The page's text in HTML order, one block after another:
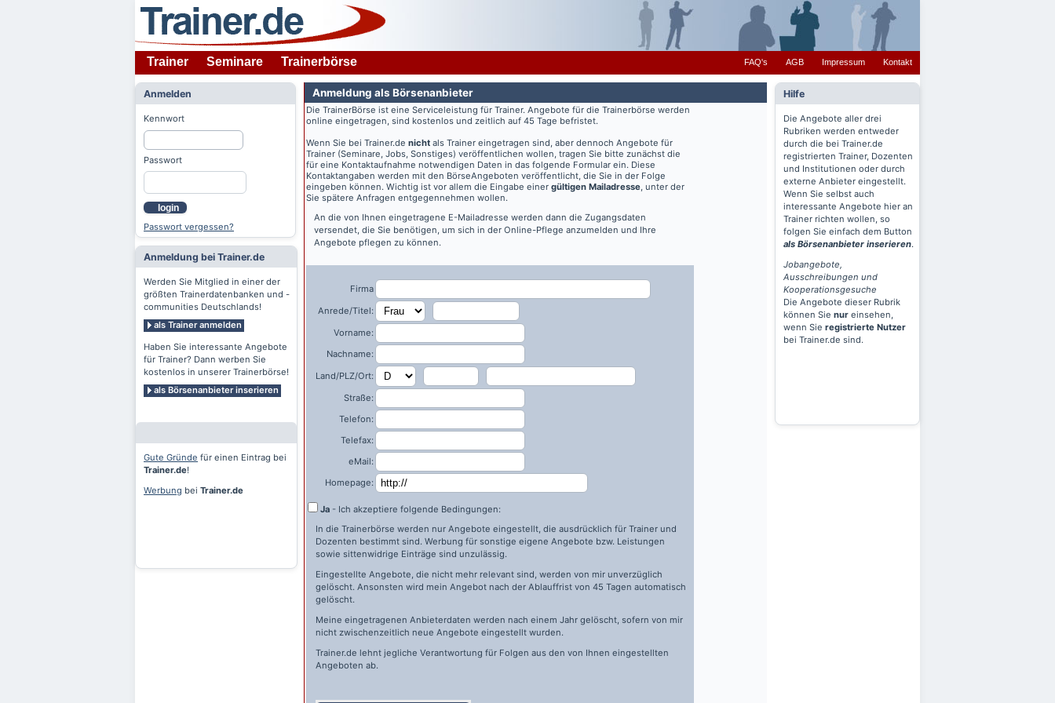
Trainer Seminare Trainerbörse FAQ's AGB Impressum Kontakt
Anmelden
Kennwort
Passwort
login
Passwort vergessen?
Anmeldung bei Trainer.de
Werden Sie Mitglied in einer der
größten Trainerdatenbanken und -
communities Deutschlands!
als Trainer anmelden
Haben Sie interessante Angebote
für Trainer? Dann werben Sie
kostenlos in unserer Trainerbörse!
als Börsenanbieter inserieren
Gute Gründe für einen Eintrag bei
Trainer.de!
Werbung bei Trainer.de
Hilfe
Die Angebote aller drei
Rubriken werden entweder
durch die bei Trainer.de
registrierten Trainer, Dozenten
und Institutionen oder durch
externe Anbieter eingestellt.
Wenn Sie selbst auch
interessante Angebote hier an
Trainer richten wollen, so
folgen Sie einfach dem Button
als Börsenanbieter inserieren.
Jobangebote,
Ausschreibungen und
Kooperationsgesuche
Die Angebote dieser Rubrik
können Sie nur einsehen,
wenn Sie registrierte Nutzer
bei Trainer.de sind.
Anmeldung als Börsenanbieter
Die TrainerBörse ist eine Serviceleistung für Trainer. Angebote für die Trainerbörse werden
online eingetragen, sind kostenlos und zeitlich auf 45 Tage befristet.
Wenn Sie bei Trainer.de nicht als Trainer eingetragen sind, aber dennoch Angebote für
Trainer (Seminare, Jobs, Sonstiges) veröffentlichen wollen, tragen Sie bitte zunächst die
für eine Kontaktaufnahme notwendigen Daten in das folgende Formular ein. Diese
Kontaktangaben werden mit den BörseAngeboten veröffentlicht, die Sie in der Folge
eingeben können. Wichtig ist vor allem die Eingabe einer gültigen Mailadresse, unter der
Sie spätere Anfragen entgegennehmen wollen.
An die von Ihnen eingetragene E-Mailadresse werden dann die Zugangsdaten
versendet, die Sie benötigen, um sich in der Online-Pflege anzumelden und Ihre
Angebote pflegen zu können.
Firma
Anrede/Titel:
Vorname:
Nachname:
Land/PLZ/Ort:
Straße:
Telefon:
Telefax:
eMail:
Homepage:
Ja - Ich akzeptiere folgende Bedingungen:
In die Trainerbörse werden nur Angebote eingestellt, die ausdrücklich für Trainer und
Dozenten bestimmt sind. Werbung für sonstige eigene Angebote bzw. Leistungen
sowie sittenwidrige Einträge sind unzulässig.
Eingestellte Angebote, die nicht mehr relevant sind, werden von mir unverzüglich
gelöscht. Ansonsten wird mein Angebot nach der Ablauffrist von 45 Tagen automatisch
gelöscht.
Meine eingetragenen Anbieterdaten werden nach einem Jahr gelöscht, sofern von mir
nicht zwischenzeitlich neue Angebote eingestellt wurden.
Trainer.de lehnt jegliche Verantwortung für Folgen aus den von Ihnen eingestellten
Angeboten ab.